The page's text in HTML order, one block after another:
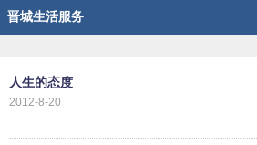
晋城生活服务
人生的态度
2012-8-20